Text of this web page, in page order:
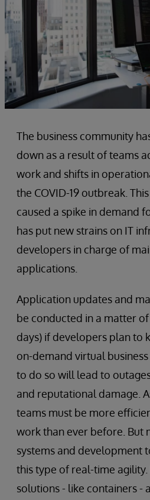
The business community
down as a result of teams
work and shifts in
the COVID-19 outbreak.
caused a spike in demand
has put new strains on IT
developers in charge of
applications.
Application updates and
be conducted in a matter
days) if developers plan to
on-demand virtual
to do so will lead to
and reputational damage.
teams must be more
work than ever before. But
systems and development
this type of real-time agility.
solutions - like containers -